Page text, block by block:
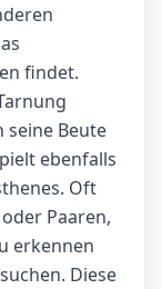
findet.
seine Beute
ebenfalls
Oft
Paaren,
erkennen
Diese